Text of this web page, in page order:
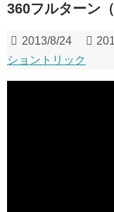
360フルターン
2013/8/24
ショントリック